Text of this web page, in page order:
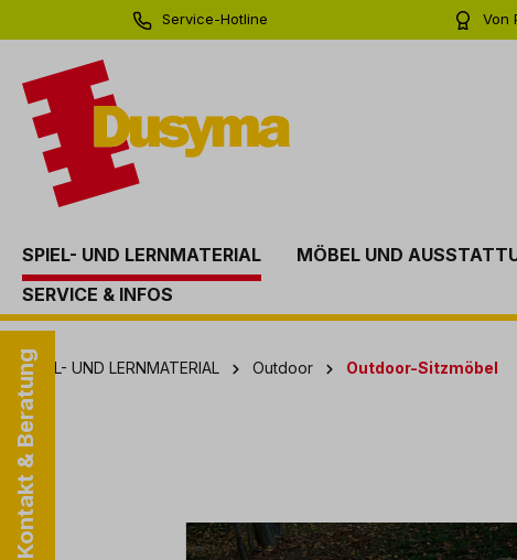
Zur Hauptnavigation springen
Service-Hotline
Von
SPIEL- UND LERNMATERIAL MÖBEL UND
SERVICE & INFOS
Kontakt & Beratung
SPIEL- UND LERNMATERIAL Outdoor Outdoor-Sitzmöbel
Bildergalerie überspringen